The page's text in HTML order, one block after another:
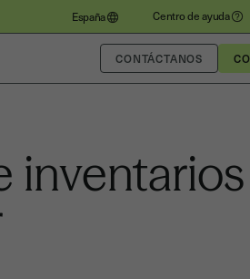
España Centro de ayuda
CONTÁCTANOS